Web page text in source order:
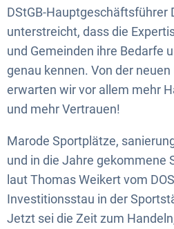
DStGB-Hauptgeschäftsführer
unterstreicht, dass die
und Gemeinden ihre Bedarfe
genau kennen. Von der
erwarten wir vor allem mehr
und mehr Vertrauen!
Marode Sportplätze,
und in die Jahre gekommene
laut Thomas Weikert vom
Investitionsstau in der
Jetzt sei die Zeit zum